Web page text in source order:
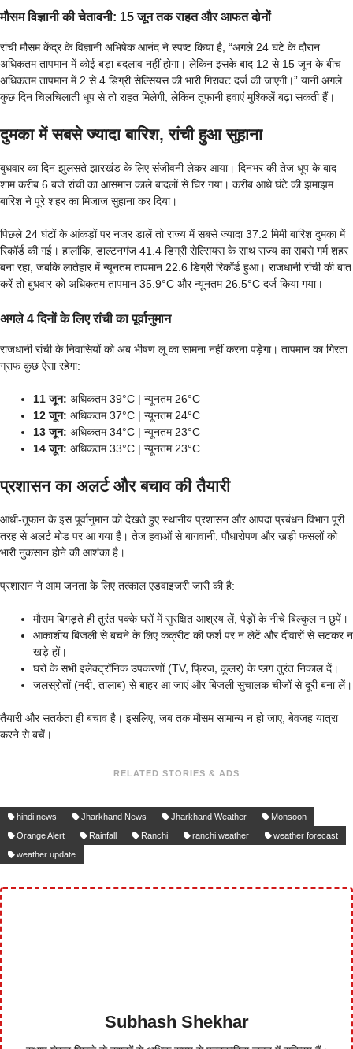
मौसम विज्ञानी की चेतावनी: 15 जून तक राहत और आफत दोनों
रांची मौसम केंद्र के विज्ञानी अभिषेक आनंद ने स्पष्ट किया है, “अगले 24 घंटे के दौरान
अधिकतम तापमान में कोई बड़ा बदलाव नहीं होगा। लेकिन इसके बाद 12 से 15 जून के बीच
अधिकतम तापमान में 2 से 4 डिग्री सेल्सियस की भारी गिरावट दर्ज की जाएगी।” यानी अगले
कुछ दिन चिलचिलाती धूप से तो राहत मिलेगी, लेकिन तूफानी हवाएं मुश्किलें बढ़ा सकती हैं।
दुमका में सबसे ज्यादा बारिश, रांची हुआ सुहाना
बुधवार का दिन झुलसते झारखंड के लिए संजीवनी लेकर आया। दिनभर की तेज धूप के बाद
शाम करीब 6 बजे रांची का आसमान काले बादलों से घिर गया। करीब आधे घंटे की झमाझम
बारिश ने पूरे शहर का मिजाज सुहाना कर दिया।
पिछले 24 घंटों के आंकड़ों पर नजर डालें तो राज्य में सबसे ज्यादा 37.2 मिमी बारिश दुमका में
रिकॉर्ड की गई। हालांकि, डाल्टनगंज 41.4 डिग्री सेल्सियस के साथ राज्य का सबसे गर्म शहर
बना रहा, जबकि लातेहार में न्यूनतम तापमान 22.6 डिग्री रिकॉर्ड हुआ। राजधानी रांची की बात
करें तो बुधवार को अधिकतम तापमान 35.9°C और न्यूनतम 26.5°C दर्ज किया गया।
अगले 4 दिनों के लिए रांची का पूर्वानुमान
राजधानी रांची के निवासियों को अब भीषण लू का सामना नहीं करना पड़ेगा। तापमान का गिरता
ग्राफ कुछ ऐसा रहेगा:
11 जून: अधिकतम 39°C | न्यूनतम 26°C
12 जून: अधिकतम 37°C | न्यूनतम 24°C
13 जून: अधिकतम 34°C | न्यूनतम 23°C
14 जून: अधिकतम 33°C | न्यूनतम 23°C
प्रशासन का अलर्ट और बचाव की तैयारी
आंधी-तूफान के इस पूर्वानुमान को देखते हुए स्थानीय प्रशासन और आपदा प्रबंधन विभाग पूरी
तरह से अलर्ट मोड पर आ गया है। तेज हवाओं से बागवानी, पौधारोपण और खड़ी फसलों को
भारी नुकसान होने की आशंका है।
प्रशासन ने आम जनता के लिए तत्काल एडवाइजरी जारी की है:
मौसम बिगड़ते ही तुरंत पक्के घरों में सुरक्षित आश्रय लें, पेड़ों के नीचे बिल्कुल न छुपें।
आकाशीय बिजली से बचने के लिए कंक्रीट की फर्श पर न लेटें और दीवारों से सटकर न
खड़े हों।
घरों के सभी इलेक्ट्रॉनिक उपकरणों (TV, फ्रिज, कूलर) के प्लग तुरंत निकाल दें।
जलस्रोतों (नदी, तालाब) से बाहर आ जाएं और बिजली सुचालक चीजों से दूरी बना लें।
तैयारी और सतर्कता ही बचाव है। इसलिए, जब तक मौसम सामान्य न हो जाए, बेवजह यात्रा
करने से बचें।
RELATED STORIES & ADS
hindi news Jharkhand News Jharkhand Weather
Monsoon
Orange Alert
Rainfall Ranchi ranchi weather
weather forecast
weather update
Subhash Shekhar